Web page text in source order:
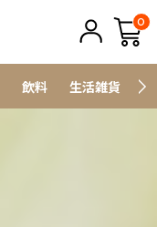
0
飲料 生活雑貨